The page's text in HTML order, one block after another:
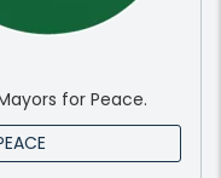
for Peace.